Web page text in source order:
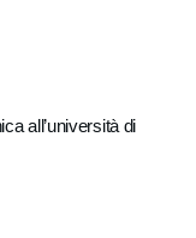
all’università di